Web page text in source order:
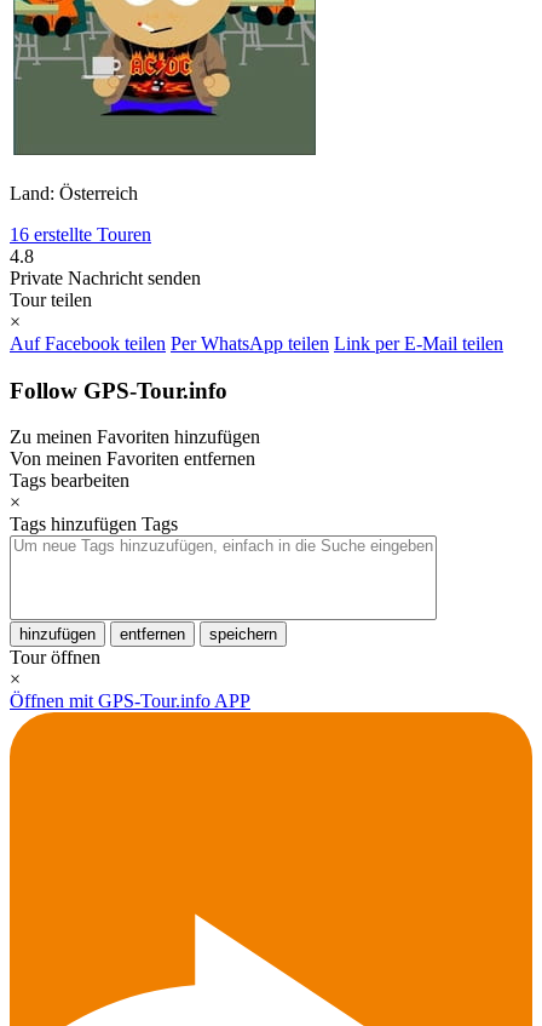
Land: Österreich
16 erstellte Touren
4.8
Private Nachricht senden
Tour teilen
×
Auf Facebook teilen Per WhatsApp teilen Link per E-Mail teilen
Follow GPS-Tour.info
Zu meinen Favoriten hinzufügen
Von meinen Favoriten entfernen
Tags bearbeiten
×
Tags hinzufügen Tags
hinzufügen entfernen speichern
Tour öffnen
×
Öffnen mit GPS-Tour.info APP